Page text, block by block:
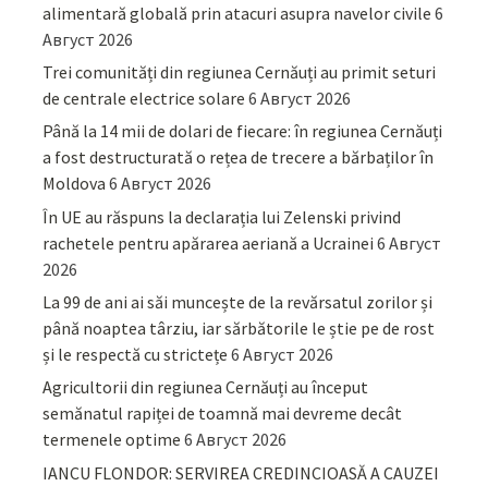
alimentară globală prin atacuri asupra navelor civile 6
Август 2026
Trei comunități din regiunea Cernăuți au primit seturi
de centrale electrice solare 6 Август 2026
Până la 14 mii de dolari de fiecare: în regiunea Cernăuți
a fost destructurată o rețea de trecere a bărbaților în
Moldova 6 Август 2026
În UE au răspuns la declarația lui Zelenski privind
rachetele pentru apărarea aeriană a Ucrainei 6 Август
2026
La 99 de ani ai săi muncește de la revărsatul zorilor și
până noaptea târziu, iar sărbătorile le știe pe de rost
și le respectă cu strictețe 6 Август 2026
Agricultorii din regiunea Cernăuți au început
semănatul rapiței de toamnă mai devreme decât
termenele optime 6 Август 2026
IANCU FLONDOR: SERVIREA CREDINCIOASĂ A CAUZEI